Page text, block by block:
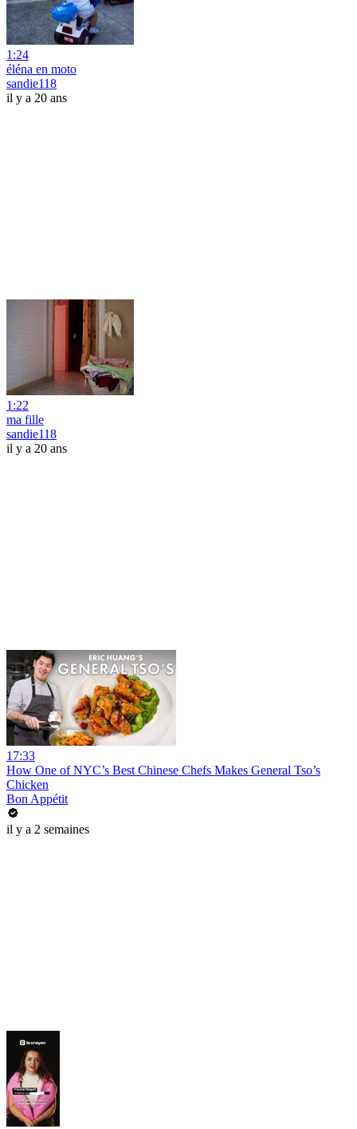
1:24
éléna en moto
sandie118
il y a 20 ans
1:22
ma fille
sandie118
il y a 20 ans
17:33
How One of NYC’s Best Chinese Chefs Makes General Tso’s
Chicken
Bon Appétit
il y a 2 semaines